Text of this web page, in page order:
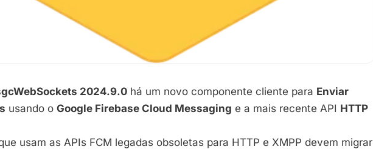
2024.9.0 há um novo componente cliente para Enviar
usando o Google Firebase Cloud Messaging e a mais recente API HTTP
usam as APIs FCM legadas obsoletas para HTTP e XMPP devem migrar